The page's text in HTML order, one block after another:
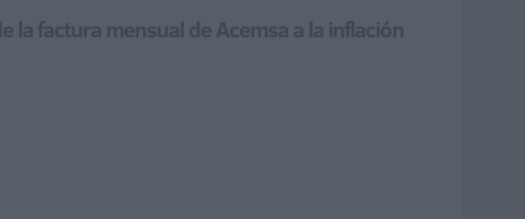
la factura mensual de Acemsa a la inflación